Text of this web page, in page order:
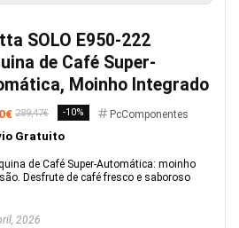
SOLO E950-222
de Café Super-
Moinho Integrado
289,47€ -10% PcComponentes
Gratuito
de Café Super-Automática: moinho
Desfrute de café fresco e saboroso
2026